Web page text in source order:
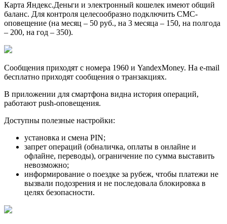
Карта Яндекс.Деньги и электронный кошелек имеют общий
баланс. Для контроля целесообразно подключить СМС-
оповещение (на месяц – 50 руб., на 3 месяца – 150, на полгода
– 200, на год – 350).
Сообщения приходят с номера 1960 и YandexMoney. На e-mail
бесплатно приходят сообщения о транзакциях.
В приложении для смартфона видна история операций,
работают push-оповещения.
Доступны полезные настройки:
установка и смена PIN;
запрет операций (обналичка, оплаты в онлайне и
офлайне, переводы), ограничение по сумма выставить
невозможно;
информирование о поездке за рубеж, чтобы платежи не
вызвали подозрения и не последовала блокировка в
целях безопасности.